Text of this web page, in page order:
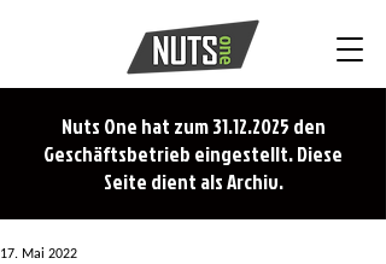
Nuts One hat zum31.12.2025 den
Geschäftsbetrieb eingestellt. Diese
Seite dient als Archiv.
17. Mai 2022